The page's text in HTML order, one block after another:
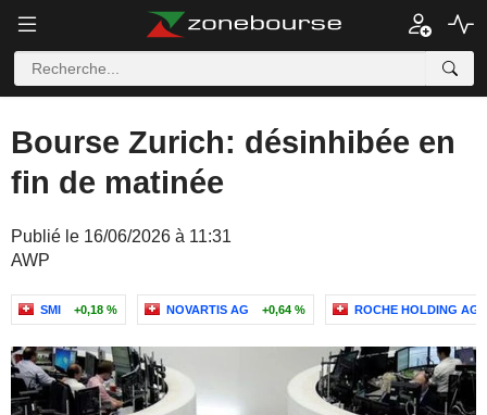
Bourse Zurich: désinhibée en
fin de matinée
Publié le 16/06/2026 à 11:31
AWP
SMI +0,18 % NOVARTIS AG +0,64 % ROCHE HOLDING AG